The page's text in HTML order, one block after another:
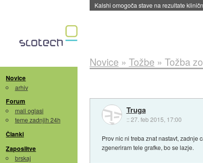
Kalshi omogoča stave na rezultate
Novice
arhiv
Forum
mali oglasi
teme zadnjih 24h
Članki
Zaposlitve
brskaj
Novice » Tožbe » Tožba
Truga
::27. feb 2015, 17:00
Prov nic ni treba znat nastavt, zadnje
zgeneriram tele grafke, bo se lazje.